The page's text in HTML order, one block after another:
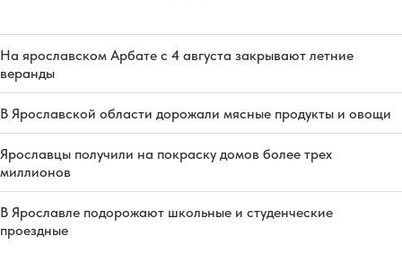
На ярославском Арбате с 4 августа закрывают летние
веранды
В Ярославской области дорожали мясные продукты и овощи
Ярославцы получили на покраску домов более трех
миллионов
В Ярославле подорожают школьные и студенческие
проездные